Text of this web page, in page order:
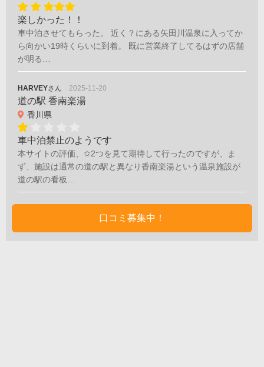
楽しかった！！
車中泊させてもらった。 近く？にある矢田川温泉に入ってか
ら向かい19時くらいに到着。 既に営業終了してるはずの店舗
が明る…
HARVEYさん 2025-11-20
道の駅 香南楽湯
香川県
車中泊禁止のようです
本サイトの評価、✩2つを見て期待して行ったのですが、ま
ず、施設は通常の道の駅と異なり香南楽湯という温泉施設が
道の駅の看板…
口コミ募集中！